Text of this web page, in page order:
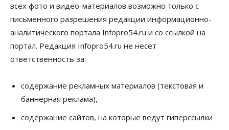
Общество
Деньгами будут распоряжаться дети: в десяти
школах Новосибирской области введут
инициативное бюджетирование
07 Августа 2026, 11:00
заключили под стражу
07 Августа 2026, 10:15
Общество
всех фото и видео-материалов возможно только с
письменного разрешения редакции информационно-
аналитического портала Infopro54.ru и со ссылкой на
портал. Редакция Infopro54.ru не несет
ответственность за:
содержание рекламных материалов (текстовая и
баннерная реклама),
содержание сайтов, на которые ведут гиперссылки